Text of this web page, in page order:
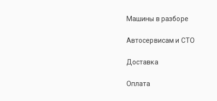
Машины в разборе
Автосервисам и СТО
Доставка
Оплата